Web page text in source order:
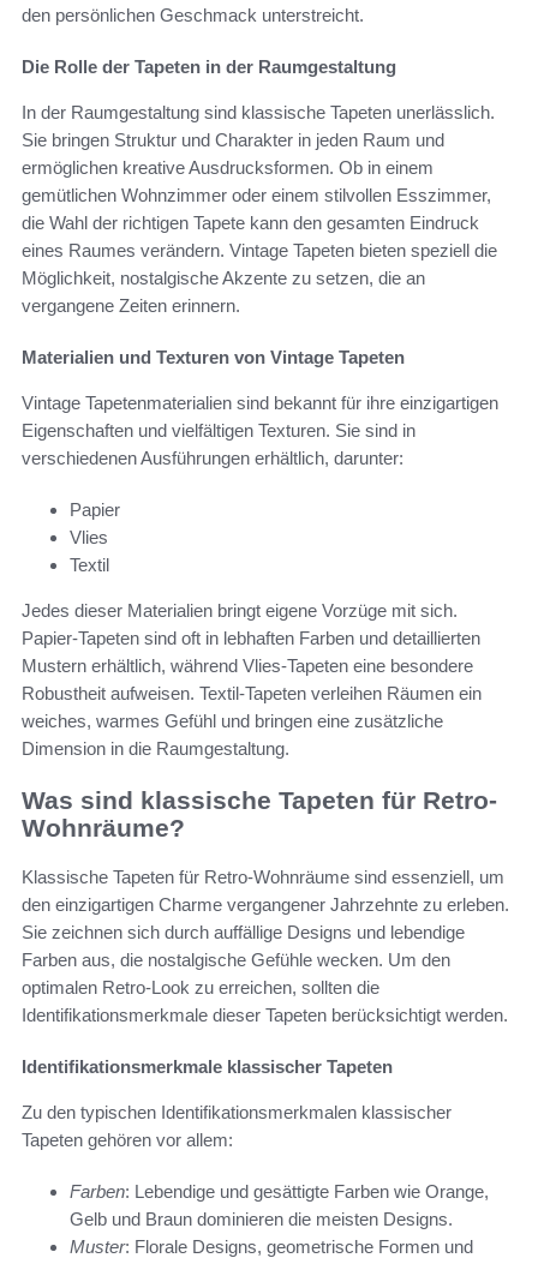
den persönlichen Geschmack unterstreicht.
Die Rolle der Tapeten in der Raumgestaltung
In der Raumgestaltung sind klassische Tapeten unerlässlich.
Sie bringen Struktur und Charakter in jeden Raum und
ermöglichen kreative Ausdrucksformen. Ob in einem
gemütlichen Wohnzimmer oder einem stilvollen Esszimmer,
die Wahl der richtigen Tapete kann den gesamten Eindruck
eines Raumes verändern. Vintage Tapeten bieten speziell die
Möglichkeit, nostalgische Akzente zu setzen, die an
vergangene Zeiten erinnern.
Materialien und Texturen von Vintage Tapeten
Vintage Tapetenmaterialien sind bekannt für ihre einzigartigen
Eigenschaften und vielfältigen Texturen. Sie sind in
verschiedenen Ausführungen erhältlich, darunter:
Papier
Vlies
Textil
Jedes dieser Materialien bringt eigene Vorzüge mit sich.
Papier-Tapeten sind oft in lebhaften Farben und detaillierten
Mustern erhältlich, während Vlies-Tapeten eine besondere
Robustheit aufweisen. Textil-Tapeten verleihen Räumen ein
weiches, warmes Gefühl und bringen eine zusätzliche
Dimension in die Raumgestaltung.
Was sind klassische Tapeten für Retro-
Wohnräume?
Klassische Tapeten für Retro-Wohnräume sind essenziell, um
den einzigartigen Charme vergangener Jahrzehnte zu erleben.
Sie zeichnen sich durch auffällige Designs und lebendige
Farben aus, die nostalgische Gefühle wecken. Um den
optimalen Retro-Look zu erreichen, sollten die
Identifikationsmerkmale dieser Tapeten berücksichtigt werden.
Identifikationsmerkmale klassischer Tapeten
Zu den typischen Identifikationsmerkmalen klassischer
Tapeten gehören vor allem:
Farben: Lebendige und gesättigte Farben wie Orange,
Gelb und Braun dominieren die meisten Designs.
Muster: Florale Designs, geometrische Formen und